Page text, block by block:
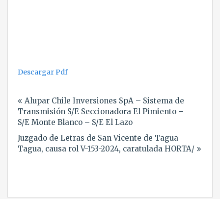
Descargar Pdf
de
entradas
Alupar Chile Inversiones SpA – Sistema de
Transmisión S/E Seccionadora El Pimiento –
S/E Monte Blanco – S/E El Lazo
Juzgado de Letras de San Vicente de Tagua
Tagua, causa rol V-153-2024, caratulada HORTA/